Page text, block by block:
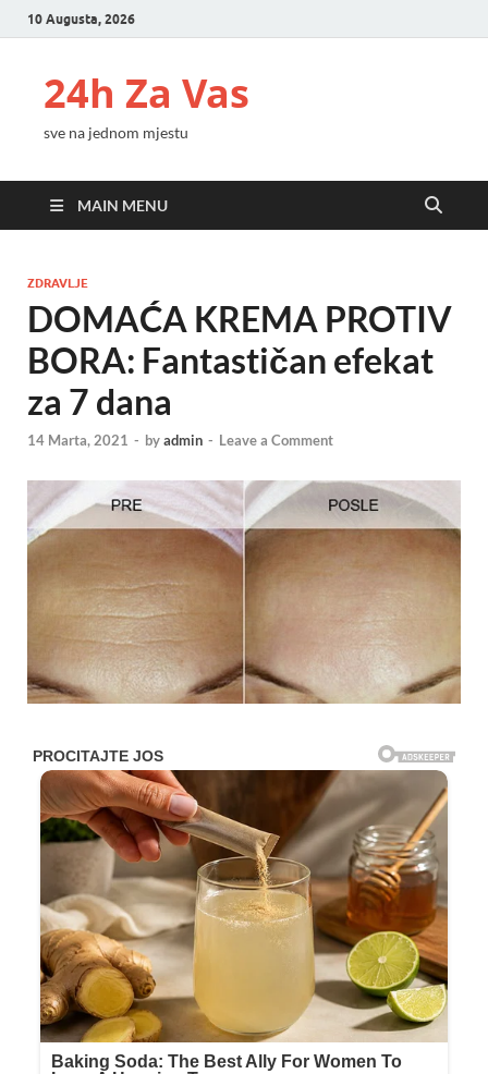
10 Augusta, 2026
24h Za Vas
sve na jednom mjestu
MAIN MENU
ZDRAVLJE
DOMAĆA KREMA PROTIV
BORA: Fantastičan efekat
za 7 dana
14 Marta, 2021 - byadmin - Leave a Comment